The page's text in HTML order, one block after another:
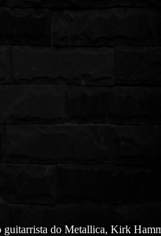
guitarrista do Metallica, Kirk